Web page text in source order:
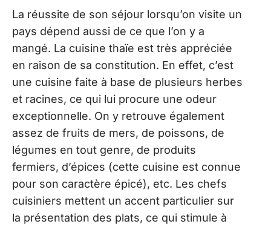
La réussite de son séjour lorsqu’on visite un
pays dépend aussi de ce que l’on y a
mangé. La cuisine thaïe est très appréciée
en raison de sa constitution. En effet, c’est
une cuisine faite à base de plusieurs herbes
et racines, ce qui lui procure une odeur
exceptionnelle. On y retrouve également
assez de fruits de mers, de poissons, de
légumes en tout genre, de produits
fermiers, d’épices (cette cuisine est connue
pour son caractère épicé), etc. Les chefs
cuisiniers mettent un accent particulier sur
la présentation des plats, ce qui stimule à